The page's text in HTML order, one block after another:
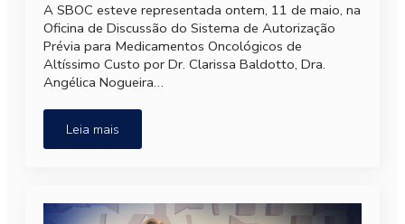
A SBOC esteve representada ontem, 11 de maio, na
Oficina de Discussão do Sistema de Autorização
Prévia para Medicamentos Oncológicos de
Altíssimo Custo por Dr. Clarissa Baldotto, Dra.
Angélica Nogueira…
Leia mais